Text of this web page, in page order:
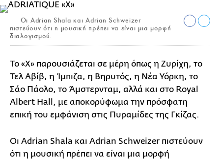
Οι Adrian Shala και Adrian Schweizer
πιστεύουν ότι η μουσική πρέπει να είναι μια μορφή
διαλογισμού.
Το «X» παρουσιάζεται σε μέρη όπως η Ζυρίχη, το
Τελ Αβίβ, η Ίμπιζα, η Βηρυτός, η Νέα Υόρκη, το
Σάο Πάολο, το Άμστερνταμ, αλλά και στο Royal
Albert Hall, με αποκορύφωμα την πρόσφατη
επική του εμφάνιση στις Πυραμίδες της Γκίζας.
Οι Adrian Shala και Adrian Schweizer πιστεύουν
ότι η μουσική πρέπει να είναι μια μορφή